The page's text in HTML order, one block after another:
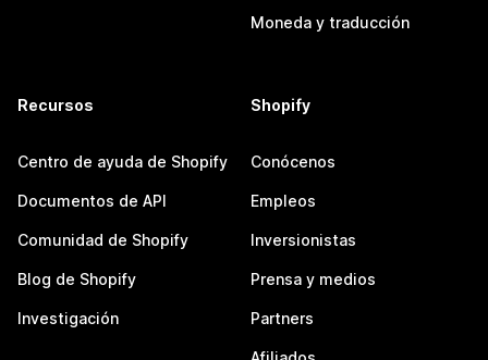
Moneda y traducción
Recursos
Centro de ayuda de Shopify
Documentos de API
Comunidad de Shopify
Blog de Shopify
Investigación
Shopify
Conócenos
Empleos
Inversionistas
Prensa y medios
Partners